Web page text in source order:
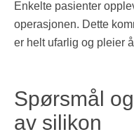
Enkelte pasienter
operasjonen. Dette
er helt ufarlig og pleier
Spørsmål
av silikon